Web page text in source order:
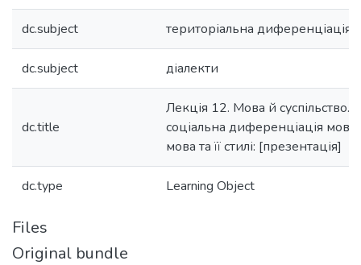
dc.subject територіальна диференціація
dc.subject діалекти
dc.title
Лекція 12. Мова й суспільство.
соціальна диференціація
мова та її стилі: [презентація]
dc.type Learning Object
Files
Original bundle